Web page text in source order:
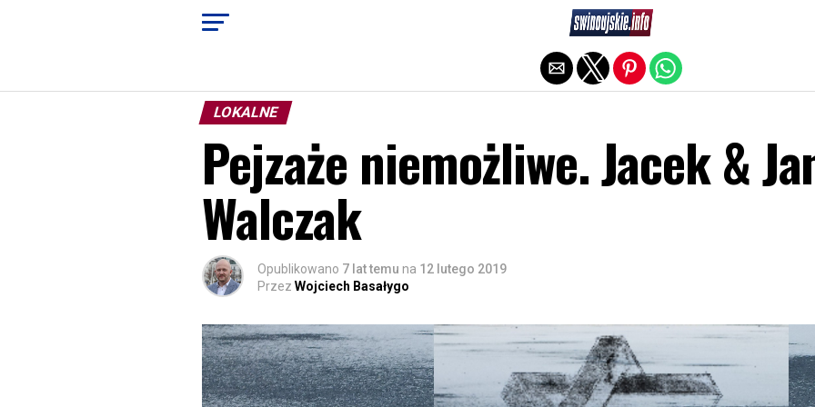
LOKALNE
Pejzaże niemożliwe. Jacek &
Walczak
Opublikowano 7 lat temu na 12 lutego 2019
Przez Wojciech Basałygo
Exit mobile version